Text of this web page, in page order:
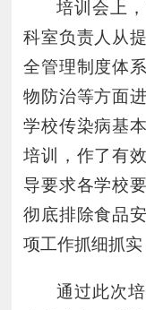
培训会上，
科室负责人从
全管理制度体
物防治等方面
学校传染病基
培训
，作了有
导要求各学校要
彻底排除食品
项工作抓细抓实
通过此次